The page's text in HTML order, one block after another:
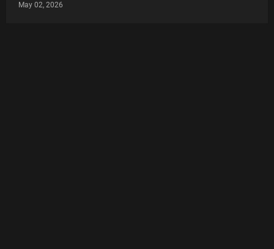
May 02, 2026